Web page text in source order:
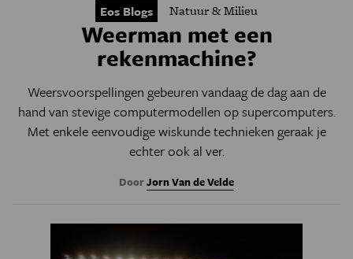
Eos Blogs Natuur & Milieu
Weerman met een
rekenmachine?
Weersvoorspellingen gebeuren vandaag de dag aan de
hand van stevige computermodellen op supercomputers.
Met enkele eenvoudige wiskunde technieken geraak je
echter ook al ver.
DoorJorn Van de Velde